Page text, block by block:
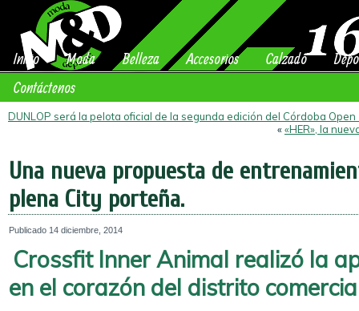
Inicio Moda Belleza Accesorios Calzado
Contáctenos
DUNLOP será la pelota oficial de la segunda edición del Córdoba Open
««HER», la
Una nueva propuesta de
plena City porteña.
Publicado 14 diciembre, 2014
Crossfit Inner Animal realizó la
en el corazón del distrito